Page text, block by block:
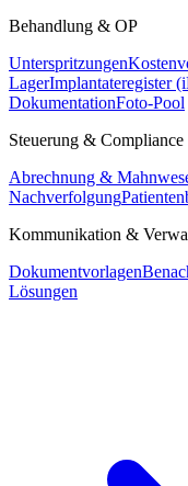
Behandlung & OP
Unterspritzungen
LagerImplantateregister
DokumentationFoto-Pool
Steuerung & Compliance
Abrechnung &
Nachverfolgung
Kommunikation &
Dokumentvorlagen
Lösungen